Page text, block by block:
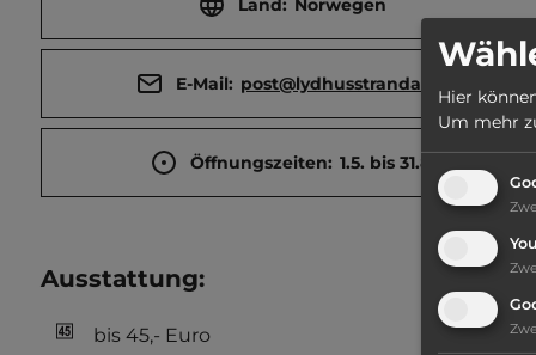
E-Mail: post@lydhusstranda.no
Öffnungszeiten: 1.5. bis 31.8.
Ausstattung:
bis 45,- Euro
Hier
Um mehr